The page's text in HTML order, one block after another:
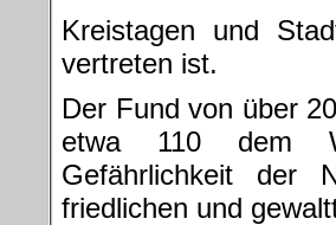
Kreistagen und
vertreten ist.
Der Fund von über
etwa 110 dem
Gefährlichkeit der
friedlichen und